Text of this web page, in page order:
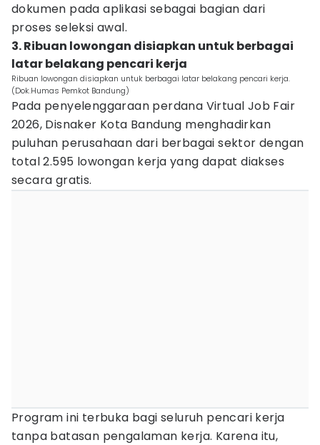
dokumen pada aplikasi sebagai bagian dari
proses seleksi awal.
3. Ribuan lowongan disiapkan untuk berbagai
latar belakang pencari kerja
Ribuan lowongan disiapkan untuk berbagai latar belakang pencari kerja.
(Dok.Humas Pemkot Bandung)
Pada penyelenggaraan perdana Virtual Job Fair
2026, Disnaker Kota Bandung menghadirkan
puluhan perusahaan dari berbagai sektor dengan
total 2.595 lowongan kerja yang dapat diakses
secara gratis.
Program ini terbuka bagi seluruh pencari kerja
tanpa batasan pengalaman kerja. Karena itu,